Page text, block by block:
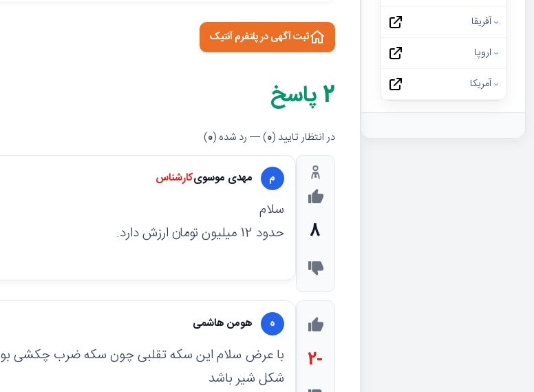
ثبت آگهی در پلتفرم آنتیک
2پاسخ
در انتظار تایید (0) — رد شده (0
)
8
م مهدی موسویکارشناس
سلام
حدود 12 میلیون تومان ارزش دارد.
-2
ه هومن هاشمی
با عرض سلام این سکه تقلبی چون سکه ضرب چکشی
شکل شیر باشد
آفریقا
اروپا
آمریکا